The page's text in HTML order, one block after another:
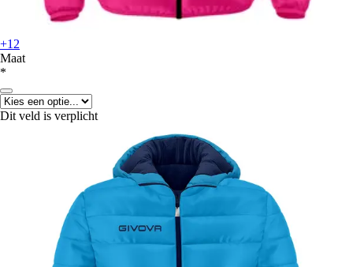
+12
Maat
*
Dit veld is verplicht